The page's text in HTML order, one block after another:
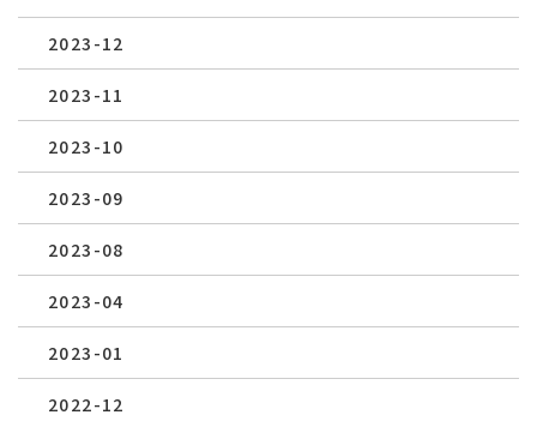
2023-12
2023-11
2023-10
2023-09
2023-08
2023-04
2023-01
2022-12